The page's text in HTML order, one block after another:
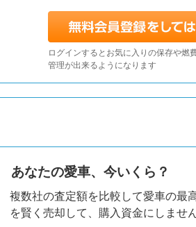
ログインするとお気に入りの保存や燃
管理が出来るようになります
あなたの愛車、今いくら？
複数社の査定額を比較して愛車の最
を賢く売却して、購入資金にしませ